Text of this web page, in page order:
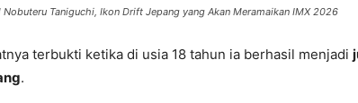
Nobuteru Taniguchi, Ikon Drift Jepang yang Akan Meramaikan IMX 2026
terbukti ketika di usia 18 tahun ia berhasil menjadi
.